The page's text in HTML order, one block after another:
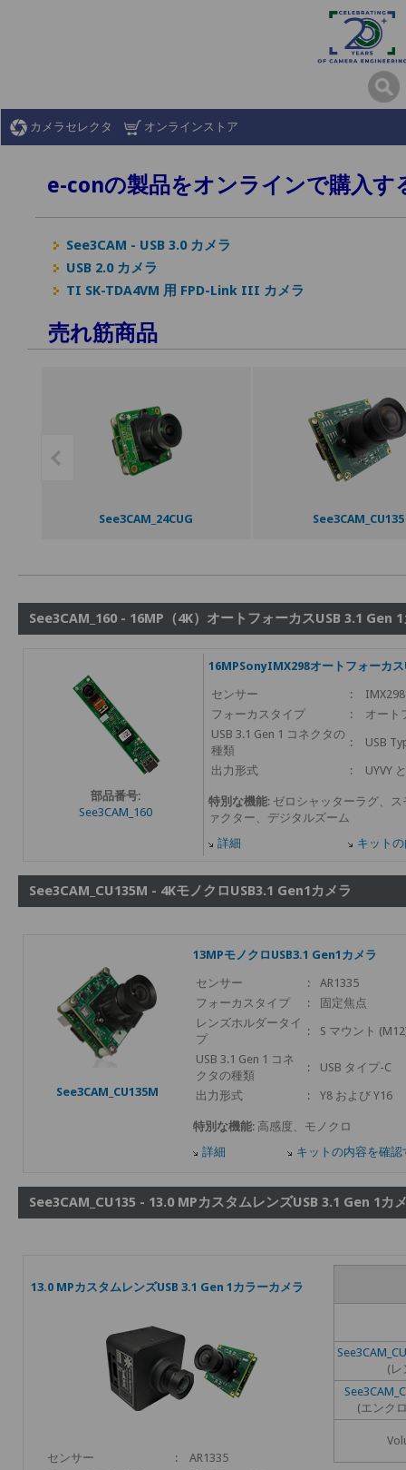
カメラセレクタ オンラインストア
e-conの製品をオンラインで購入
See3CAM - USB 3.0 カメラ
USB 2.0 カメラ
TI SK-TDA4VM 用 FPD-Link III カメラ
売れ筋商品
See3CAM_CU55 RouteCAM_CU22
See3CAM_160 - 16MP（4K）オートフォーカスUSB 3.1 Gen
部品番号:
See3CAM_160
16MPSonyIMX298オートフォーカス
センサー :
IMX298
フォーカスタイプ
:
オート
USB 3.1 Gen 1 コネクタの
種類
: USB
出力形式 : UYVY
特別な機能: ゼロシャッターラグ、
ァクター、デジタルズーム
詳細
キット
See3CAM_CU135M - 4KモノクロUSB3.1 Gen1カメラ
See3CAM_CU135M
13MPモノクロUSB3.1 Gen1カメラ
センサー :
AR1335
フォーカスタイプ
:
固定焦点
レンズホルダータイ
プ
: S マウント
USB 3.1 Gen 1 コネ
クタの種類
: USB タイプ-C
出力形式 : Y8 および Y16
特別な機能: 高感度、モノクロ
詳細
キットの内容を確認
See3CAM_CU135 - 13.0 MPカスタムレンズUSB 3.1 Gen 1カ
13.0 MPカスタムレンズUSB 3.1 Gen 1カラーカメラ
センサー :
AR1335
(レ
(エンク